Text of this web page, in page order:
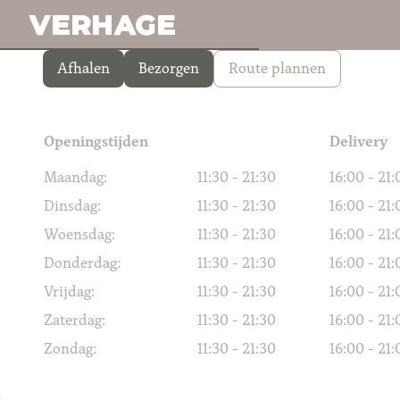
foreestweg@verhagemail.nl
Afhalen Bezorgen Route plannen
Openingstijden
Maandag:
11:30 - 21:30
Dinsdag:
11:30 - 21:30
Woensdag:
11:30 - 21:30
Donderdag:
11:30 - 21:30
Vrijdag:
11:30 - 21:30
Zaterdag:
11:30 - 21:30
Zondag:
11:30 - 21:30
Delivery
16:00 -
16:00 -
16:00 -
16:00 -
16:00 -
16:00 -
16:00 -